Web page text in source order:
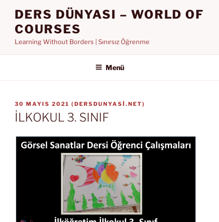
DERS DÜNYASI – WORLD OF
COURSES
Learning Without Borders | Sınırsız Öğrenme
Menü
YAYIM
TARIHI
30 MAYIS 2021 (DERSDUNYASI.NET)
İLKOKUL 3. SINIF